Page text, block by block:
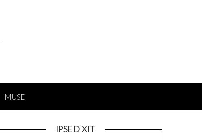
MUSEI
IPSE DIXIT